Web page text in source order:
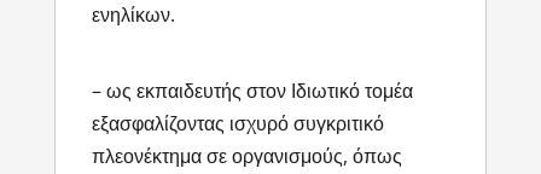
ενηλίκων.
– ως εκπαιδευτής στον Ιδιωτικό τομέα
εξασφαλίζοντας ισχυρό συγκριτικό
πλεονέκτημα σε οργανισμούς, όπως